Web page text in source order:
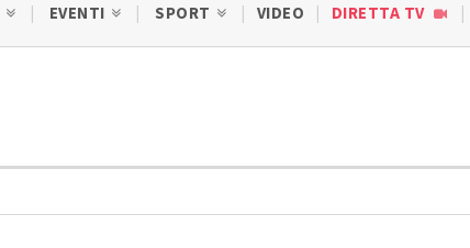
EVENTI SPORT VIDEO DIRETTA TV